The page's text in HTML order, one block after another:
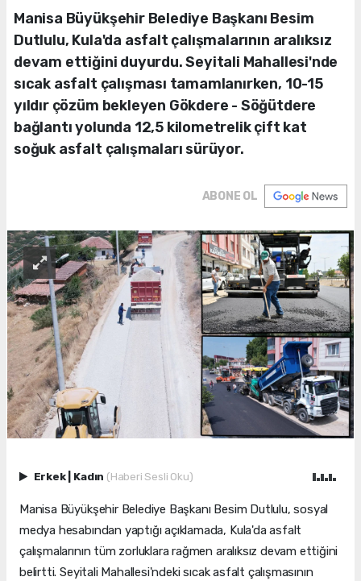
Manisa Büyükşehir Belediye Başkanı Besim
Dutlulu, Kula'da asfalt çalışmalarının aralıksız
devam ettiğini duyurdu. Seyitali Mahallesi'nde
sıcak asfalt çalışması tamamlanırken, 10-15
yıldır çözüm bekleyen Gökdere - Söğütdere
bağlantı yolunda 12,5 kilometrelik çift kat
soğuk asfalt çalışmaları sürüyor.
ABONE OL
Erkek Kadın (Haberi Sesli Oku)
Manisa Büyükşehir Belediye Başkanı Besim Dutlulu, sosyal
medya hesabından yaptığı açıklamada, Kula'da asfalt
çalışmalarının tüm zorluklara rağmen aralıksız devam ettiğini
belirtti. Seyitali Mahallesi'ndeki sıcak asfalt çalışmasının